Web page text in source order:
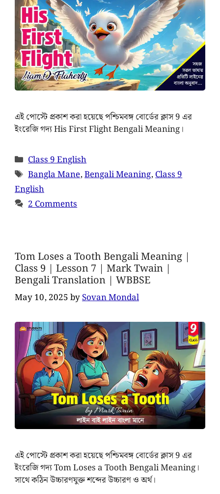
এই পোস্টে প্রকাশ করা হয়েছে পশ্চিমবঙ্গ বোর্ডের ক্লাস 9 এর
ইংরেজি গদ্য His First Flight Bengali Meaning।
Class 9 English
Bangla Mane,Bengali Meaning,Class 9
English
2 Comments
Tom Loses a Tooth Bengali Meaning |
Class 9 | Lesson 7 | Mark Twain |
Bengali Translation | WBBSE
May 10, 2025bySovan Mondal
এই পোস্টে প্রকাশ করা হয়েছে পশ্চিমবঙ্গ বোর্ডের ক্লাস 9 এর
ইংরেজি গদ্য Tom Loses a Tooth Bengali Meaning।
সাথে কঠিন উচ্চারণযুক্ত শব্দের উচ্চারণ ও অর্থ।